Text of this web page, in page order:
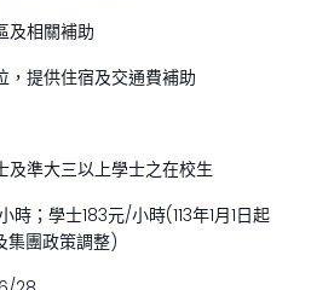
及相關補助
，提供住宿及交通費補助
及準大三以上學士之在校生
時；學士183元/小時(113年1月1日起
集團政策調整)